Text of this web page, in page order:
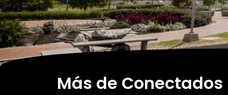
Más de Conectados